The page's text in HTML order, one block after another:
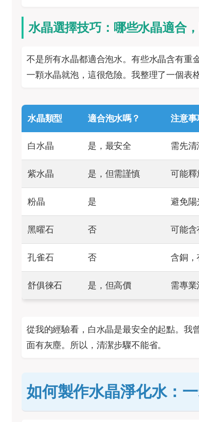
水晶選擇技巧：哪些水晶適合
不是所有水晶都適合泡水。有些水晶含有重
一顆水晶就泡，這很危險。我整理了一個表
水晶類型 適合泡水嗎？ 注意事
白水晶 是，最安全 需先
紫水晶 是，但需謹慎 可能
粉晶 是 避免陽
黑曜石 否 可能含
孔雀石 否 含銅，
舒俱徠石 是，但高價 需專
從我的經驗看，白水晶是最安全的起點。我
面有灰塵。所以，清潔步驟不能省。
如何製作水晶淨化水：